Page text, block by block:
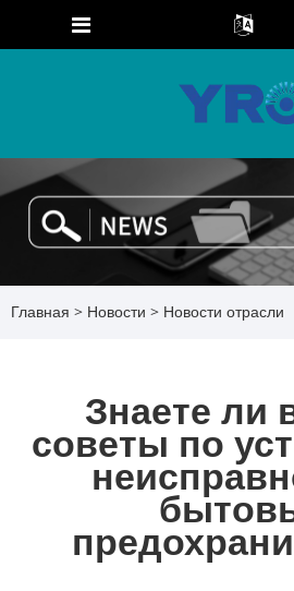
Главная > Новости > Новости отрасли
Знаете ли
советы по